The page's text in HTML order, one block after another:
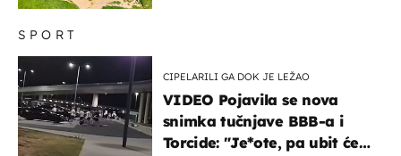
SPORT
CIPELARILI GA DOK JE LEŽAO
VIDEO Pojavila se nova
snimka tučnjave BBB-a i
Torcide: "Je*ote, pa ubit će